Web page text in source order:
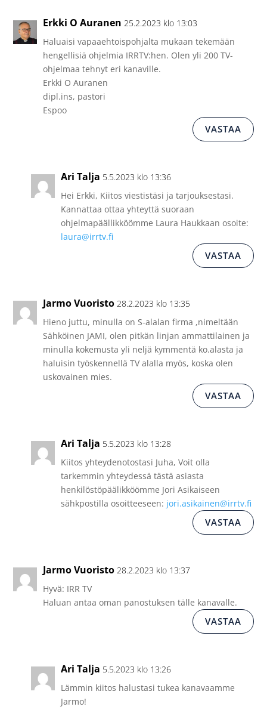
Erkki O Auranen 25.2.2023 klo 13:03
Haluaisi vapaaehtoispohjalta mukaan tekemään
hengellisiä ohjelmia IRRTV:hen. Olen yli 200 TV-
ohjelmaa tehnyt eri kanaville.
Erkki O Auranen
dipl.ins, pastori
Espoo
VASTAA
Ari Talja 5.5.2023 klo 13:36
Hei Erkki, Kiitos viestistäsi ja tarjouksestasi.
Kannattaa ottaa yhteyttä suoraan
ohjelmapäällikköömme Laura Haukkaan osoite:
laura@irrtv.fi
VASTAA
Jarmo Vuoristo 28.2.2023 klo 13:35
Hieno juttu, minulla on S-alalan firma ,nimeltään
Sähköinen JAMI, olen pitkän linjan ammattilainen ja
minulla kokemusta yli neljä kymmentä ko.alasta ja
haluisin työskennellä TV alalla myös, koska olen
uskovainen mies.
VASTAA
Ari Talja 5.5.2023 klo 13:28
Kiitos yhteydenotostasi Juha, Voit olla
tarkemmin yhteydessä tästä asiasta
henkilöstöpäälikköömme Jori Asikaiseen
sähkpostilla osoitteeseen: jori.asikainen@irrtv.fi
VASTAA
Jarmo Vuoristo 28.2.2023 klo 13:37
Hyvä: IRR TV
Haluan antaa oman panostuksen tälle kanavalle.
VASTAA
Ari Talja 5.5.2023 klo 13:26
Lämmin kiitos halustasi tukea kanavaamme
Jarmo!